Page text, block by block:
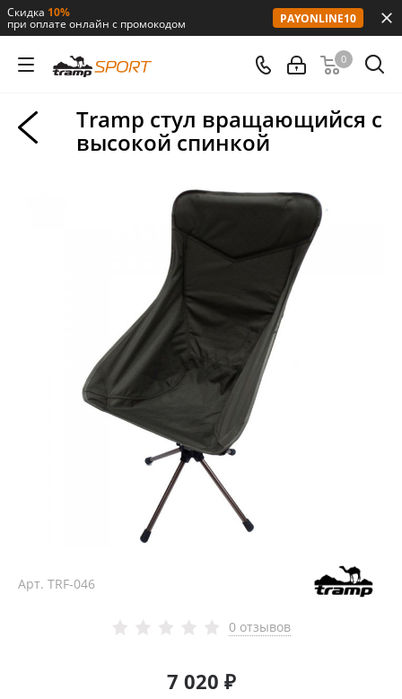
Скидка 10%
при оплате онлайн с промокодом PAYONLINE10
0
Tramp стул вращающийся с
высокой спинкой
Арт. TRF-046
0 отзывов
7 020 ₽